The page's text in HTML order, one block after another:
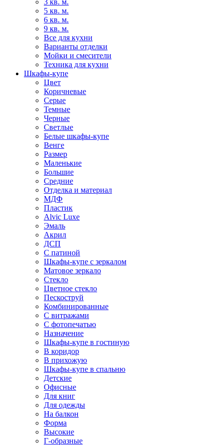
3 кв. м.
5 кв. м.
6 кв. м.
9 кв. м.
Все для кухни
Варианты отделки
Мойки и смесители
Техника для кухни
Шкафы-купе
Цвет
Коричневые
Серые
Темные
Черные
Светлые
Белые шкафы-купе
Венге
Размер
Маленькие
Большие
Средние
Отделка и материал
МДФ
Пластик
Alvic Luxe
Эмаль
Акрил
ДСП
С патиной
Шкафы-купе с зеркалом
Матовое зеркало
Стекло
Цветное стекло
Пескоструй
Комбинированные
С витражами
С фотопечатью
Назначение
Шкафы-купе в гостиную
В коридор
В прихожую
Шкафы-купе в спальню
Детские
Офисные
Для книг
Для одежды
На балкон
Форма
Высокие
Г-образные